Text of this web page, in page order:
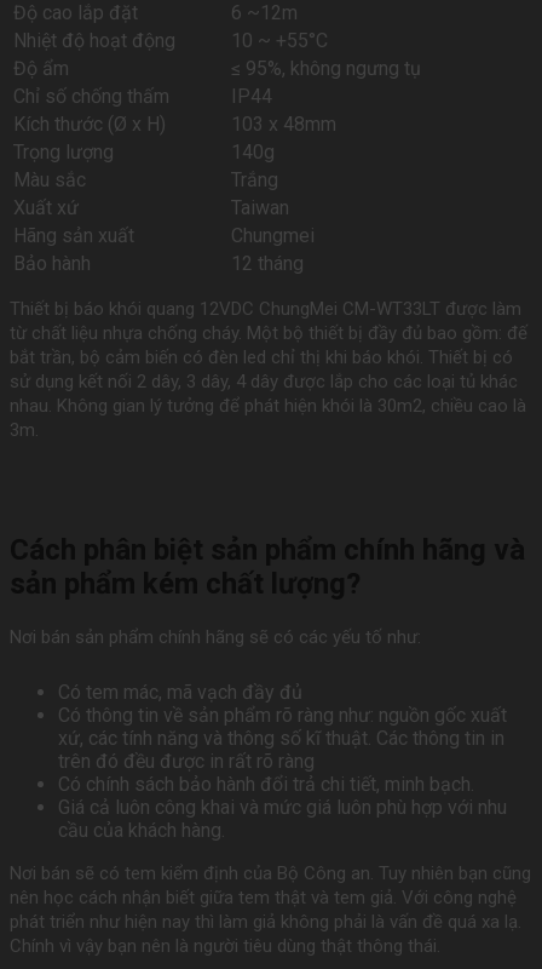
Độ cao lắp đặt
6 ~12m
Nhiệt độ hoạt động
10 ~ +55°C
Độ ẩm
≤ 95%, không ngưng tụ
Chỉ số chống thấm
IP44
Kích thước (Ø x H)
103 x 48mm
Trọng lượng
140g
Màu sắc
Trắng
Xuất xứ
Taiwan
Hãng sản xuất
Chungmei
Bảo hành
12 tháng
Thiết bị báo khói quang 12VDC ChungMei CM-WT33LT được làm
từ chất liệu nhựa chống cháy. Một bộ thiết bị đầy đủ bao gồm: đế
bắt trần, bộ cảm biến có đèn led chỉ thị khi báo khói. Thiết bị có
sử dụng kết nối 2 dây, 3 dây, 4 dây được lắp cho các loại tủ khác
nhau. Không gian lý tưởng để phát hiện khói là 30m2, chiều cao là
3m.
Nơi bán sản phẩm chính hãng sẽ có các yếu tố như:
Có tem mác, mã vạch đầy đủ
Có thông tin về sản phẩm rõ ràng như: nguồn gốc xuất
xứ, các tính năng và thông số kĩ thuật. Các thông tin in
trên đó đều được in rất rõ ràng
Có chính sách bảo hành đổi trả chi tiết, minh bạch.
Giá cả luôn công khai và mức giá luôn phù hợp với nhu
cầu của khách hàng.
Nơi bán sẽ có tem kiểm định của Bộ Công an. Tuy nhiên bạn cũng
nên học cách nhận biết giữa tem thật và tem giả. Với công nghệ
phát triển như hiện nay thì làm giả không phải là vấn đề quá xa lạ.
Chính vì vậy bạn nên là người tiêu dùng thật thông thái.